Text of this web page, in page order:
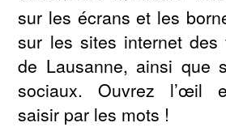
sur les écrans et les
sur les sites internet
de Lausanne, ainsi que
sociaux. Ouvrez l’œil
saisir par les mots !